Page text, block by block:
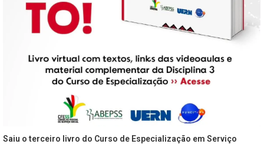
Saiu o terceiro livro do Curso de Especialização em Serviço